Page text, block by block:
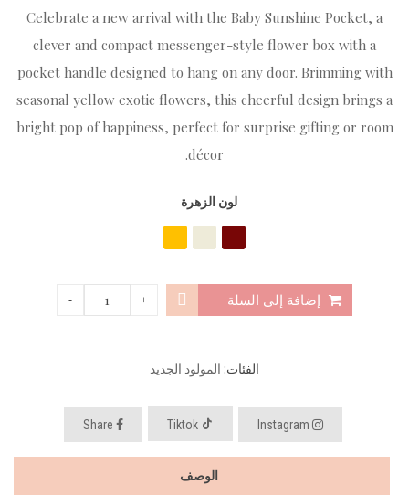
Celebrate a new arrival with the Baby Sunshine Pocket, a
clever and compact messenger-style flower box with a
pocket handle designed to hang on any door. Brimming with
seasonal yellow exotic flowers, this cheerful design brings a
bright pop of happiness, perfect for surprise gifting or room
décor.
لون الزهرة
إضافة إلى السلة
الفئات: المولود الجديد
الوصف